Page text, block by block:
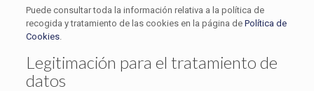
Puede consultar toda la información relativa a la política de
recogida y tratamiento de las cookies en la página dePolítica de
Cookies.
Legitimación para el tratamiento de
datos